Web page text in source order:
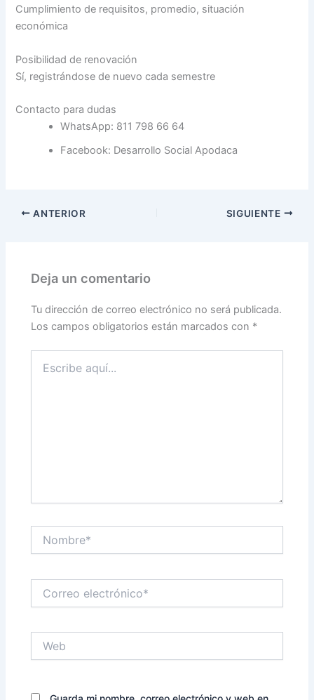
Cumplimiento de requisitos, promedio, situación
económica
Posibilidad de renovación
Sí, registrándose de nuevo cada semestre
Contacto para dudas
WhatsApp: 811 798 66 64
Facebook: Desarrollo Social Apodaca
ANTERIOR SIGUIENTE
Deja un comentario
Tu dirección de correo electrónico no será publicada.
Los campos obligatorios están marcados con *
aquí...
electrónico*